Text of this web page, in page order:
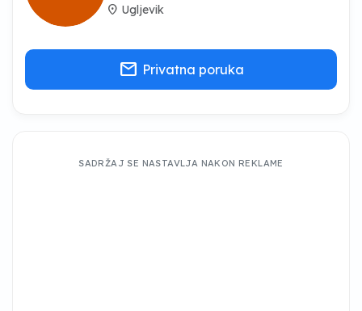
location_on Ugljevik
mail Privatna poruka
SADRŽAJ SE NASTAVLJA NAKON REKLAME